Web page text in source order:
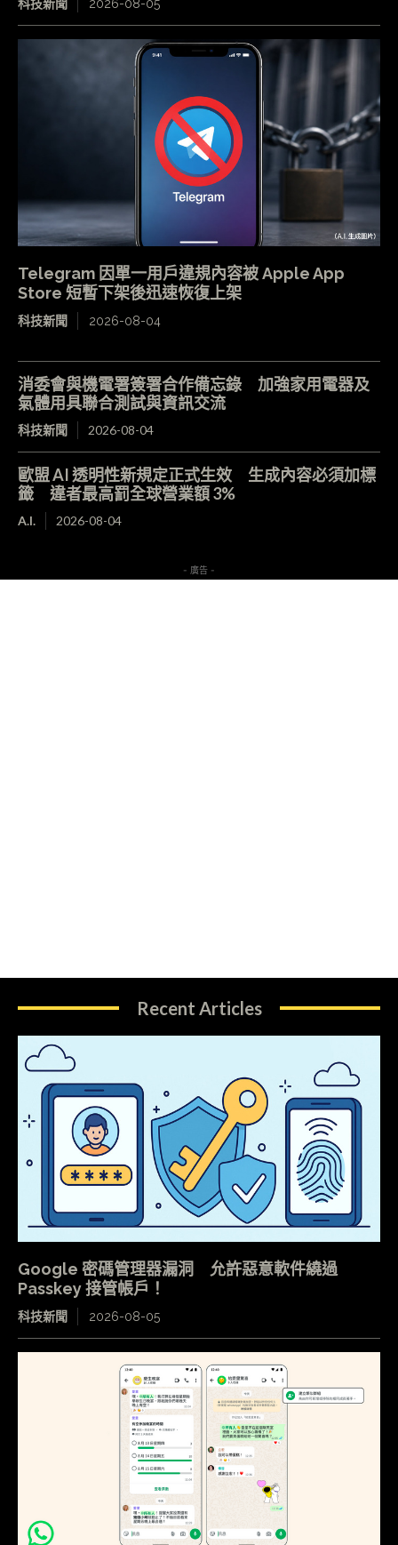
科技新聞 2026-08-05
Telegram 因單一用戶違規內容被 Apple App
Store 短暫下架後迅速恢復上架
科技新聞 2026-08-04
消委會與機電署簽署合作備忘錄 加強家用電器及
氣體用具聯合測試與資訊交流
科技新聞 2026-08-04
歐盟 AI 透明性新規定正式生效 生成內容必須加標
籤 違者最高罰全球營業額 3%
A.I. 2026-08-04
- 廣告 -
Recent Articles
Google 密碼管理器漏洞 允許惡意軟件繞過
Passkey 接管帳戶！
科技新聞 2026-08-05